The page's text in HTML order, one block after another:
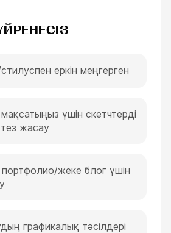
еркін меңгерген
үшін скетчтерді
жасау
портфолио/жеке блог үшін
графикалық тәсілдері